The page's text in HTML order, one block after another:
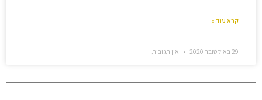
קרא עוד »
29 באוקטובר 2020 אין תגובות